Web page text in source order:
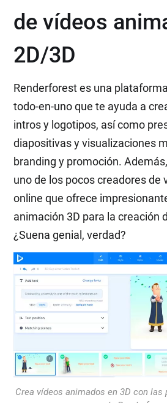
de vídeos
2D/3D
Renderforest es una
todo-en-uno que te ayuda a
intros y logotipos, así como
diapositivas y visualizaciones
branding y promoción.
uno de los pocos creadores de
online que ofrece
animación 3D para la creación
¿Suena genial, verdad?
Crea vídeos animados en 3D con